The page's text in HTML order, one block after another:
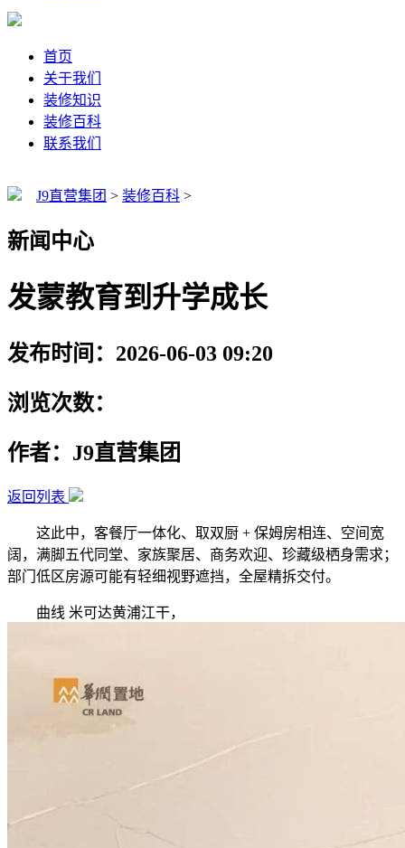
首页
关于我们
装修知识
装修百科
联系我们
J9直营集团 > 装修百科 >
新闻中心
发蒙教育到升学成长
发布时间：2026-06-03 09:20
浏览次数：
作者：J9直营集团
返回列表
这此中，客餐厅一体化、取双厨 + 保姆房相连、空间宽
阔，满脚五代同堂、家族聚居、商务欢迎、珍藏级栖身需求；
部门低区房源可能有轻细视野遮挡，全屋精拆交付。
曲线 米可达黄浦江干，